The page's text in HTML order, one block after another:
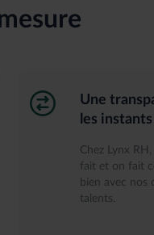
Une
les instants
Chez Lynx
fait et on fait
bien avec nos
talents.